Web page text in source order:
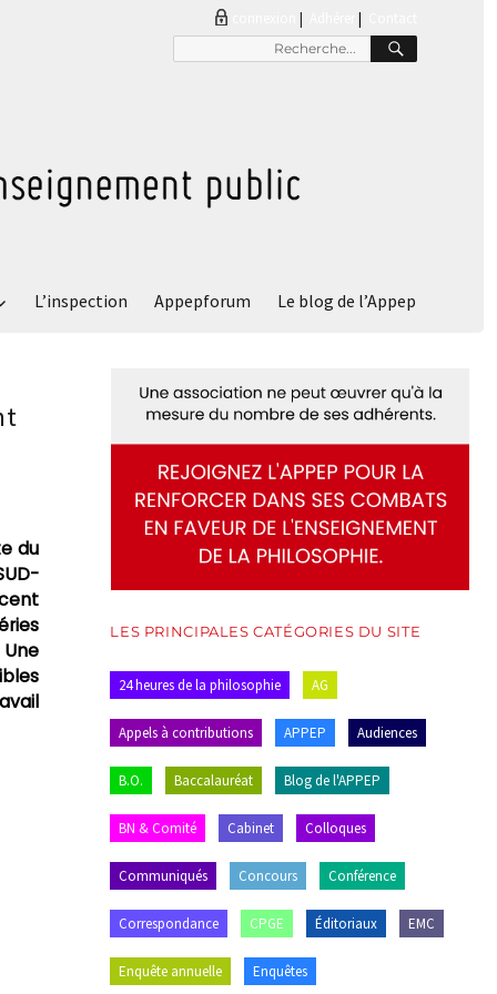
|
pour
L’inspection Appepforum Le blog de l’Appep
du
LES PRINCIPALES CATÉGORIES DU SITE
24 heures de la philosophie AG
Appels à contributions APPEP Audiences
B.O. Baccalauréat Blog de l'APPEP
BN & Comité Cabinet Colloques
Communiqués Concours Conférence
Correspondance CPGE Éditoriaux EMC
Enquête annuelle Enquêtes